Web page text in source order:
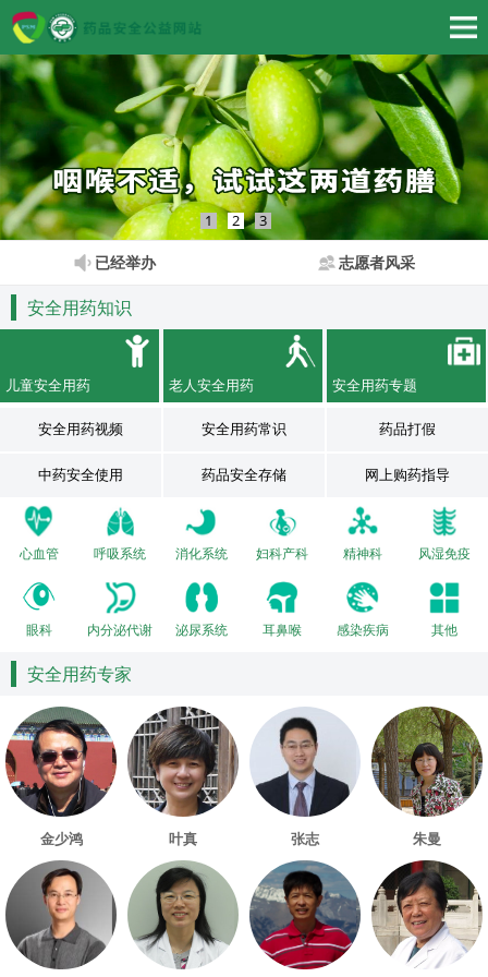
1 2 3
已经举办 志愿者风采
安全用药知识
儿童安全用药 老人安全用药 安全用药专题
安全用药视频 安全用药常识 药品打假
中药安全使用 药品安全存储 网上购药指导
心血管 呼吸系统 消化系统 妇科产科 精神科 风湿免疫
眼科 内分泌代谢 泌尿系统 耳鼻喉 感染疾病 其他
安全用药专家
金少鸿 叶真 张志 朱曼